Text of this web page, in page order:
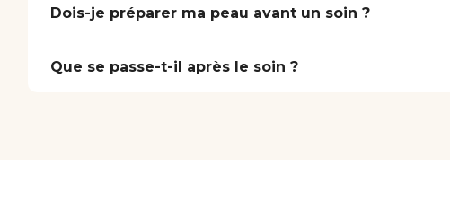
Dois-je préparer ma peau avant un soin ?
Que se passe-t-il après le soin ?